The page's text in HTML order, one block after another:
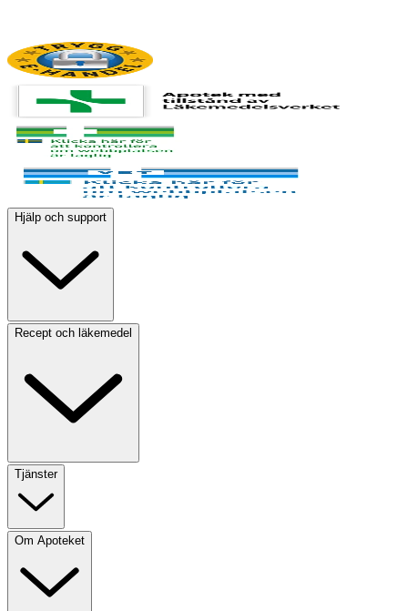
Hjälp och support
Recept och läkemedel
Tjänster
Om Apoteket